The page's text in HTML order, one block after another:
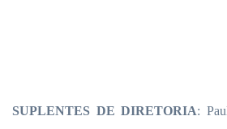
SUPLENTES DE DIRETORIA: